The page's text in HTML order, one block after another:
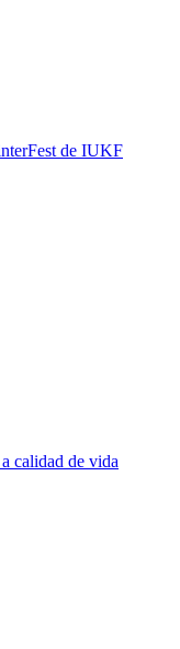
de IUKF
calidad de vida